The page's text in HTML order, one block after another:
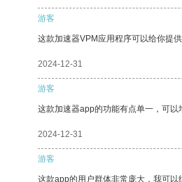
游客
这款加速器VPM应用程序可以给你提
2024-12-31
游客
这款加速器app的功能有点单一，可以
2024-12-31
游客
这款app的用户群体非常庞大，我可以